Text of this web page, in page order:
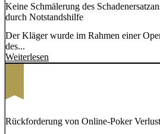
Keine Schmälerung des
durch Notstandshilfe
Der Kläger wurde im Rahmen einer
des...
Weiterlesen
Rückforderung von Online-Poker